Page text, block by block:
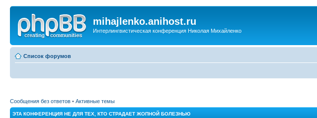
mihajlenko.anihost.ru
Интерлингвистическая конференция Николая Михайленко
Список форумов
Сообщения без ответов • Активные темы
ЭТА КОНФЕРЕНЦИЯ НЕ ДЛЯ ТЕХ, КТО СТРАДАЕТ ЖОПНОЙ БОЛЕЗНЬЮ